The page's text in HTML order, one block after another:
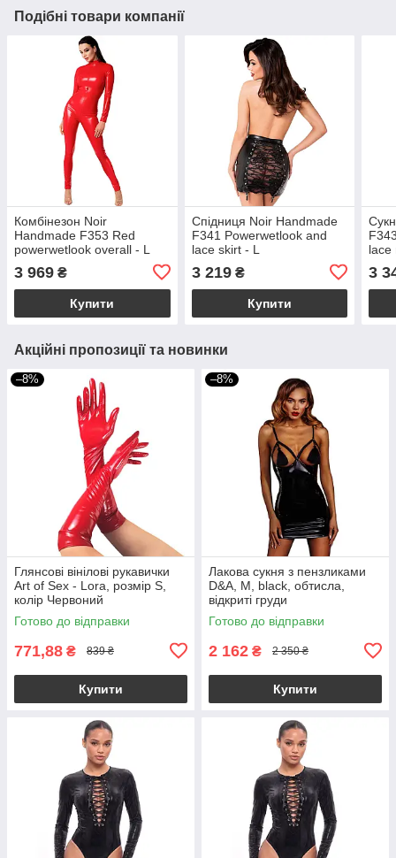
Подібні товари компанії
Комбінезон Noir
Handmade F353 Red
powerwetlook overall - L
3 969 ₴
Купити
Спідниця Noir Handmade
F341 Powerwetlook and
lace skirt - L
3 219₴
Купити
lace
3
Акційні пропозиції та новинки
–8%
Глянсові вінілові рукавички
Art of Sex - Lora, розмір S,
колір Червоний
Готово до відправки
771,88 ₴ 839 ₴
Купити
–8%
Лакова сукня з пензликами
D&A, M, black, обтисла,
відкриті груди
Готово до відправки
2 162 ₴ 2 350 ₴
Купити